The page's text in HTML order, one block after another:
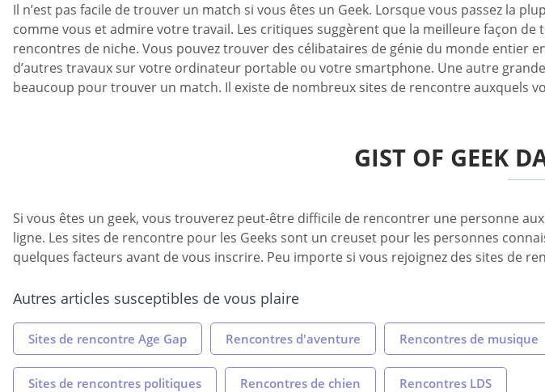
Il n’est pas facile de trouver un match si vous êtes un Geek. Lorsque vous passez la
comme vous et admire votre travail. Les critiques suggèrent que la meilleure façon
rencontres de niche. Vous pouvez trouver des célibataires de génie du monde
d’autres travaux sur votre ordinateur portable ou votre smartphone. Une autre
beaucoup pour trouver un match. Il existe de nombreux sites de rencontre auxquels
GIST OF GEEK
Si vous êtes un geek, vous trouverez peut-être difficile de rencontrer une personne
ligne. Les sites de rencontre pour les Geeks sont un creuset pour les personnes
quelques facteurs avant de vous inscrire. Peu importe si vous rejoignez des sites de
Autres articles susceptibles de vous plaire
Sites de rencontre Age Gap Rencontres d'aventure Rencontres de musique
Sites de rencontres politiques Rencontres de chien Rencontres LDS